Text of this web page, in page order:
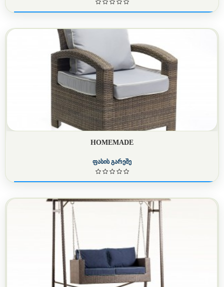
HOMEMADE
ფასის გარეშე